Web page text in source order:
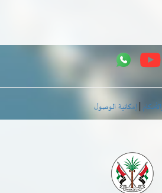
| إمكانية الوصول